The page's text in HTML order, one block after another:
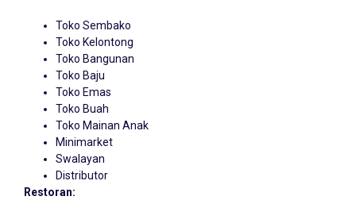
Toko Sembako
Toko Kelontong
Toko Bangunan
Toko Baju
Toko Emas
Toko Buah
Toko Mainan Anak
Minimarket
Swalayan
Distributor
Restoran: